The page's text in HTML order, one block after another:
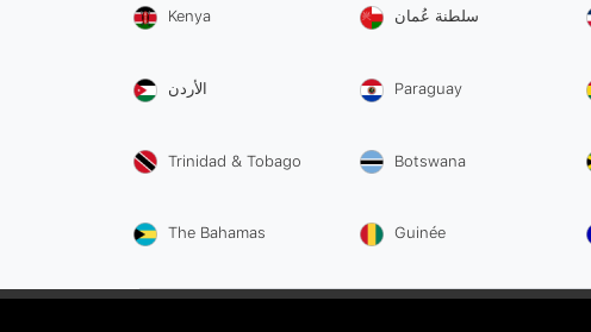
Kenya سلطنة عُمان
الأردن Paraguay
Trinidad & Tobago Botswana
The Bahamas Guinée